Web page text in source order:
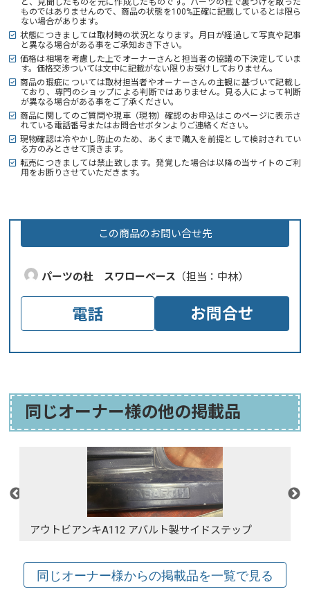
ものではありませんので、商品の状態を100%正確に記載しているとは限ら
ない場合があります。
状態につきましては取材時の状況となります。月日が経過して写真や記事
と異なる場合がある事をご承知おき下さい。
価格は相場を考慮した上でオーナーさんと担当者の協議の下決定していま
す。価格交渉ついては文中に記載がない限りお受けしておりません。
商品の瑕疵については取材担当者やオーナーさんの主観に基づいて記載し
ており、専門のショップによる判断ではありません。見る人によって判断
が異なる場合がある事をご了承ください。
商品に関してのご質問や現車（現物）確認のお申込はこのページに表示さ
れている電話番号またはお問合せボタンよりご連絡ください。
現物確認は冷やかし防止のため、あくまで購入を前提として検討されてい
る方のみとさせて頂きます。
転売につきましては禁止致します。発覚した場合は以降の当サイトのご利
用をお断りさせていただきます。
この商品のお問い合せ先
パーツの杜 スワローベース （担当：中林）
電話 お問合せ
同じオーナー様の他の掲載品
アウトビアンキA112 アバルト製サイドステップ